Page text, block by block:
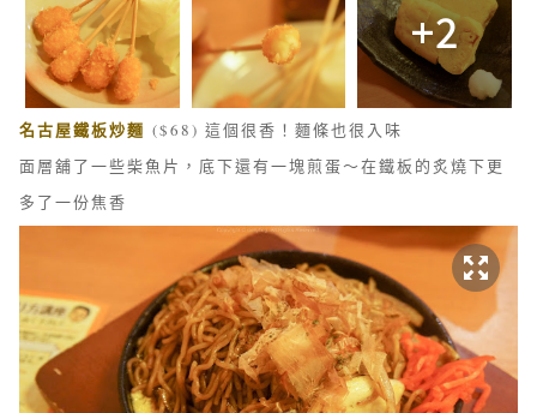
+2
名古屋鐵板炒麵 ($68) 這個很香！麵條也很入味
面層舖了一些柴魚片，底下還有一塊煎蛋～在鐵板的炙燒下更
多了一份焦香